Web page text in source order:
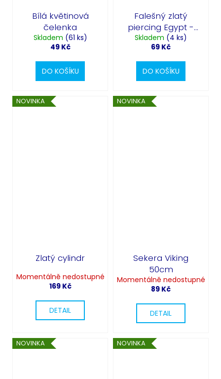
Bílá květinová
čelenka
Skladem (61 ks)
49 Kč
DO KOŠÍKU
Falešný zlatý
piercing Egypt -
Eye of Horus
Skladem (4 ks)
69 Kč
DO KOŠÍKU
NOVINKA
Zlatý cylindr
Momentálně nedostupné
169 Kč
DETAIL
NOVINKA
Sekera Viking
50cm
Momentálně nedostupné
89 Kč
DETAIL
NOVINKA NOVINKA